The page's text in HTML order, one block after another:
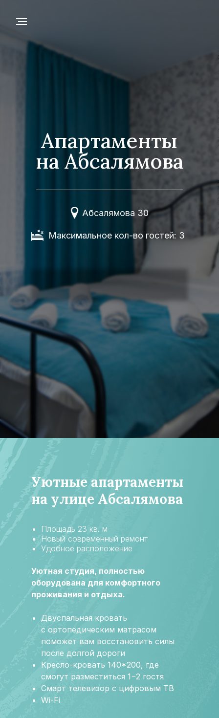
Апартаменты
на Абсалямова
Абсалямова 30
Максимальное кол-во гостей: 3
Уютные апартаменты
на улице Абсалямова
Площадь 23 кв. м
Новый современный ремонт
Удобное расположение
Уютная студия, полностью
оборудована для комфортного
проживания и отдыха.
Двуспальная кровать
с ортопедическим матрасом
поможет вам восстановить силы
после долгой дороги
Кресло-кровать 140*200, где
смогут разместиться 1−2 гостя
Смарт телевизор с цифровым ТВ
Wi-Fi